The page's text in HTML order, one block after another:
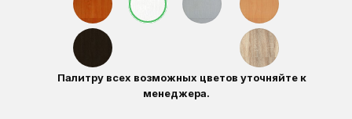
Палитру всех возможных цветов уточняйте к
менеджера.